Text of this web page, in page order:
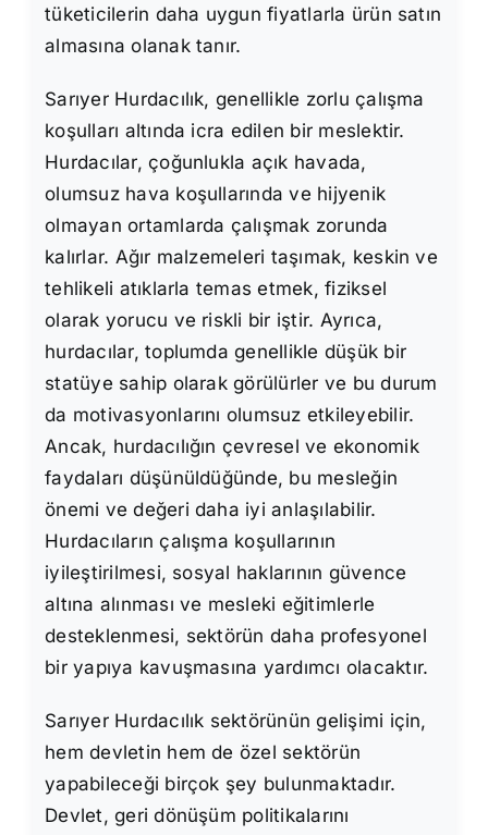
tüketicilerin daha uygun fiyatlarla ürün satın
almasına olanak tanır.
Sarıyer Hurdacılık, genellikle zorlu çalışma
koşulları altında icra edilen bir meslektir.
Hurdacılar, çoğunlukla açık havada,
olumsuz hava koşullarında ve hijyenik
olmayan ortamlarda çalışmak zorunda
kalırlar. Ağır malzemeleri taşımak, keskin ve
tehlikeli atıklarla temas etmek, fiziksel
olarak yorucu ve riskli bir iştir. Ayrıca,
hurdacılar, toplumda genellikle düşük bir
statüye sahip olarak görülürler ve bu durum
da motivasyonlarını olumsuz etkileyebilir.
Ancak, hurdacılığın çevresel ve ekonomik
faydaları düşünüldüğünde, bu mesleğin
önemi ve değeri daha iyi anlaşılabilir.
Hurdacıların çalışma koşullarının
iyileştirilmesi, sosyal haklarının güvence
altına alınması ve mesleki eğitimlerle
desteklenmesi, sektörün daha profesyonel
bir yapıya kavuşmasına yardımcı olacaktır.
Sarıyer Hurdacılık sektörünün gelişimi için,
hem devletin hem de özel sektörün
yapabileceği birçok şey bulunmaktadır.
Devlet, geri dönüşüm politikalarını